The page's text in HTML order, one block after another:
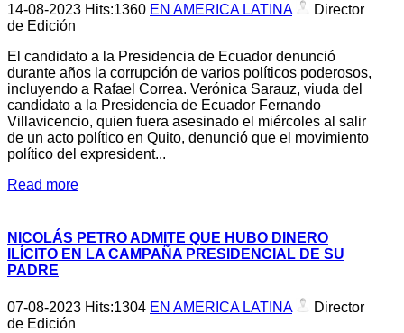
14-08-2023 Hits:1360 EN AMERICA LATINA
Director
de Edición
El candidato a la Presidencia de Ecuador denunció
durante años la corrupción de varios políticos poderosos,
incluyendo a Rafael Correa. Verónica Sarauz, viuda del
candidato a la Presidencia de Ecuador Fernando
Villavicencio, quien fuera asesinado el miércoles al salir
de un acto político en Quito, denunció que el movimiento
político del expresident...
Read more
NICOLÁS PETRO ADMITE QUE HUBO DINERO
ILÍCITO EN LA CAMPAÑA PRESIDENCIAL DE SU
PADRE
07-08-2023 Hits:1304 EN AMERICA LATINA
Director
de Edición